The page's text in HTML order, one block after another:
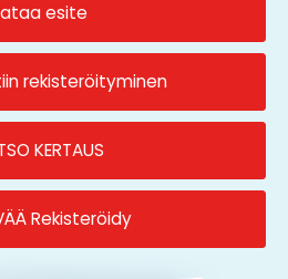
esite
rekisteröityminen
KERTAUS
Rekisteröidy